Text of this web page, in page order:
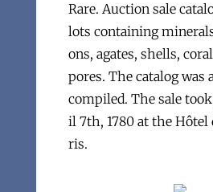
Rare. Auction sale
lots containing
ons, agates, shells,
pores. The catalog was
compiled. The sale
il 7th, 1780 at the Hôtel
ris.